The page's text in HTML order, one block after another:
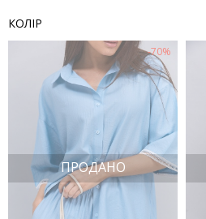
КОЛІР
-70%
ПРОДАНО